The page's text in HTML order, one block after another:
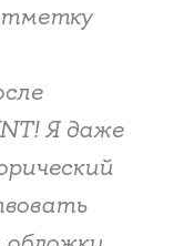
Я даже